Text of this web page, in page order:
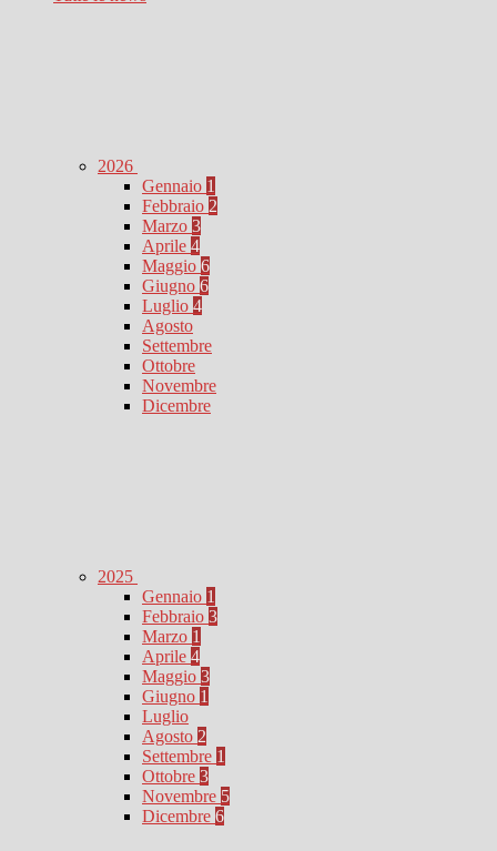
2026
Gennaio 1
Febbraio 2
Marzo 3
Aprile 4
Maggio 6
Giugno 6
Luglio 4
Agosto
Settembre
Ottobre
Novembre
Dicembre
2025
Gennaio 1
Febbraio 3
Marzo 1
Aprile 4
Maggio 3
Giugno 1
Luglio
Agosto 2
Settembre 1
Ottobre 3
Novembre 5
Dicembre 6